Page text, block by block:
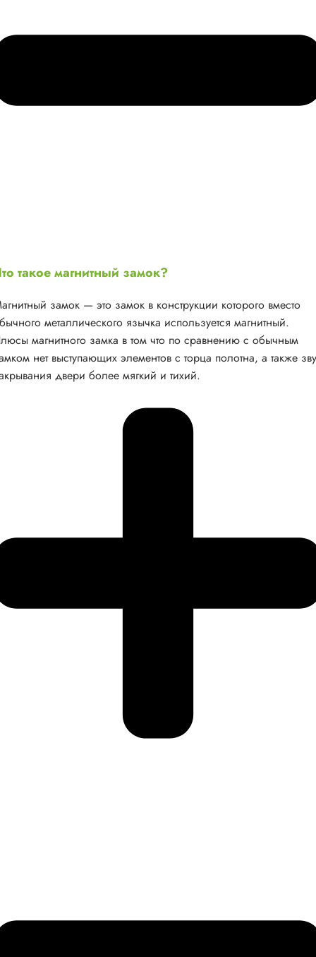
такое магнитный замок?
замок — это замок в конструкции которого вместо
металлического язычка используется магнитный.
магнитного замка в том что по сравнению с обычным
нет выступающих элементов с торца полотна, а также
двери более мягкий и тихий.